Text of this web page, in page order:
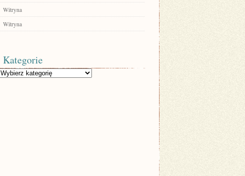
Witryna
Witryna
Kategorie
Kategorie